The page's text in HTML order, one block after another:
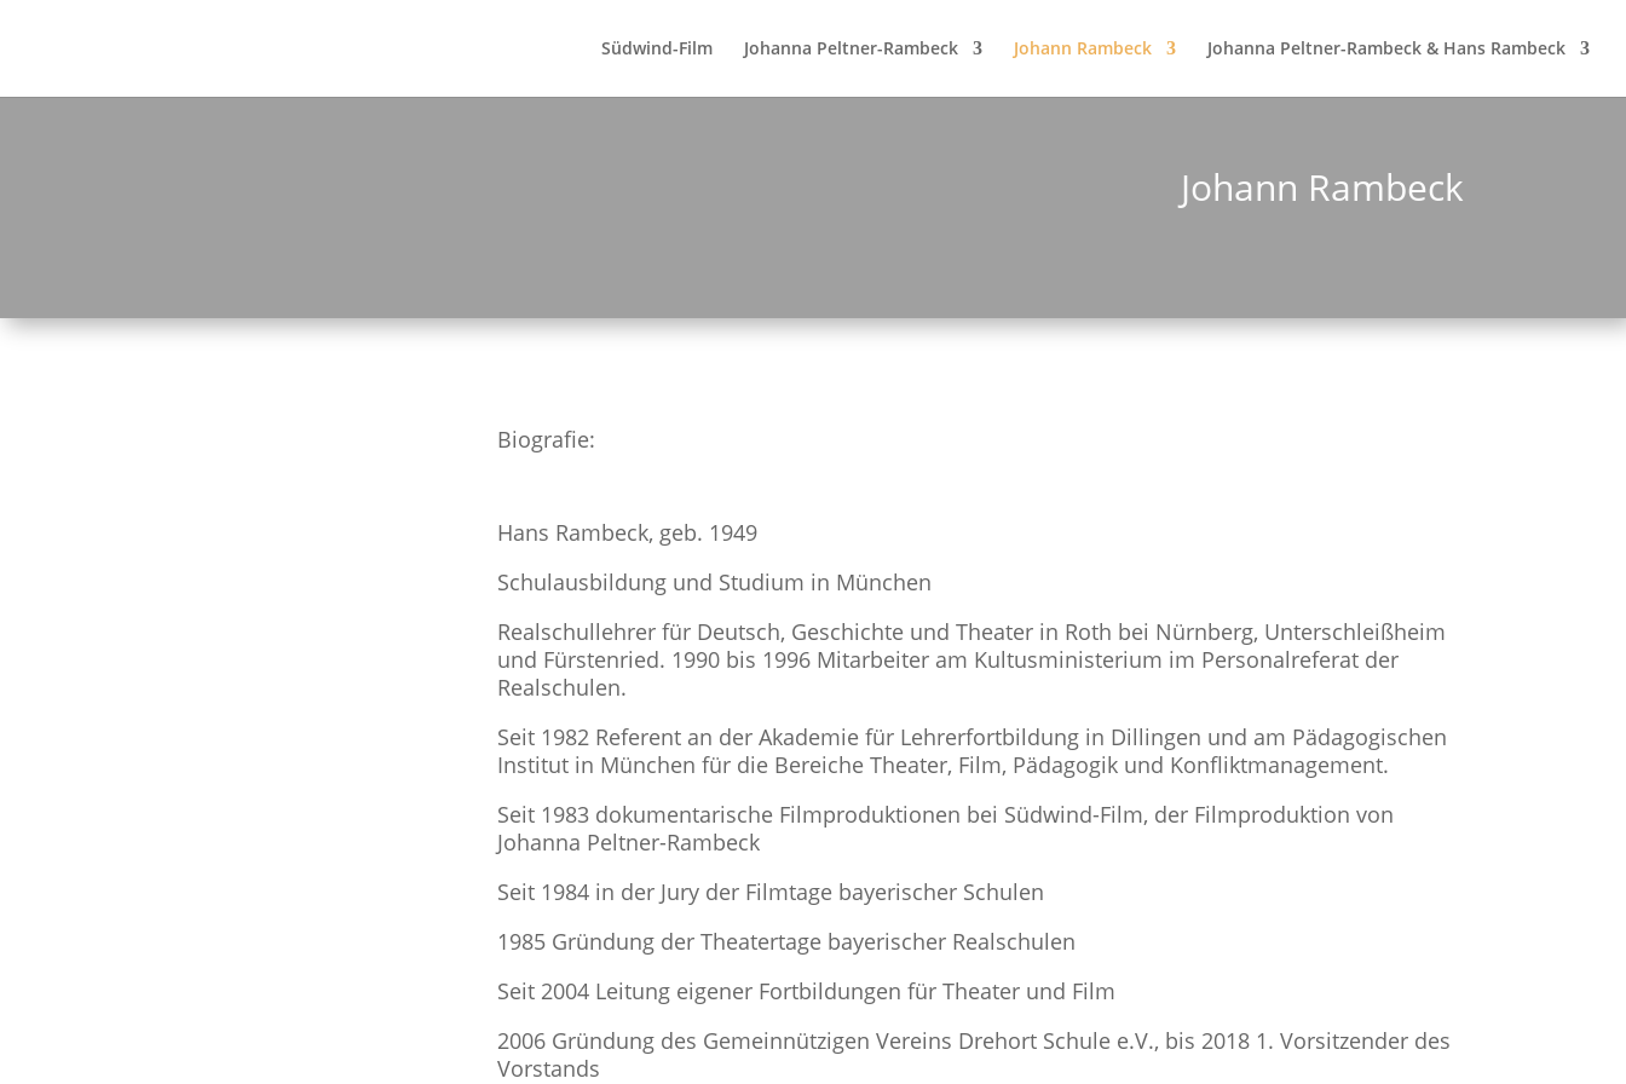
Südwind-Film Johanna Peltner-Rambeck Johann Rambeck Johanna Peltner-Rambeck & Hans Rambeck
Johann Rambeck
Biografie:
Hans Rambeck, geb. 1949
Schulausbildung und Studium in München
Realschullehrer für Deutsch, Geschichte und Theater in Roth bei Nürnberg, Unterschleißheim
und Fürstenried. 1990 bis 1996 Mitarbeiter am Kultusministerium im Personalreferat der
Realschulen.
Seit 1982 Referent an der Akademie für Lehrerfortbildung in Dillingen und am Pädagogischen
Institut in München für die Bereiche Theater, Film, Pädagogik und Konfliktmanagement.
Seit 1983 dokumentarische Filmproduktionen bei Südwind-Film, der Filmproduktion von
Johanna Peltner-Rambeck
Seit 1984 in der Jury der Filmtage bayerischer Schulen
1985 Gründung der Theatertage bayerischer Realschulen
Seit 2004 Leitung eigener Fortbildungen für Theater und Film
2006 Gründung des Gemeinnützigen Vereins Drehort Schule e.V., bis 2018 1. Vorsitzender des
Vorstands